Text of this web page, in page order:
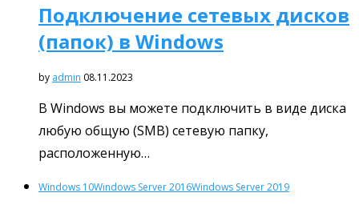
Подключение сетевых дисков
(папок) в Windows
by admin 08.11.2023
В Windows вы можете подключить в виде диска
любую общую (SMB) сетевую папку,
расположенную…
Windows 10Windows Server 2016Windows Server 2019